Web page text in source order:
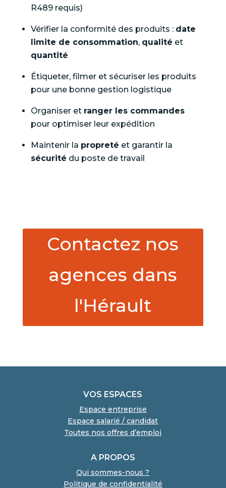
R489 requis)
Vérifier la conformité des produits : date
limite de consommation, qualité et
quantité
Étiqueter, filmer et sécuriser les produits
pour une bonne gestion logistique
Organiser et ranger les commandes
pour optimiser leur expédition
Maintenir la propreté et garantir la
sécurité du poste de travail
Contactez nos
agences dans
l'Hérault
VOS ESPACES
Espace entreprise
Espace salarié / candidat
Toutes nos offres d’emploi
A PROPOS
Qui sommes-nous ?
Politique de confidentialité